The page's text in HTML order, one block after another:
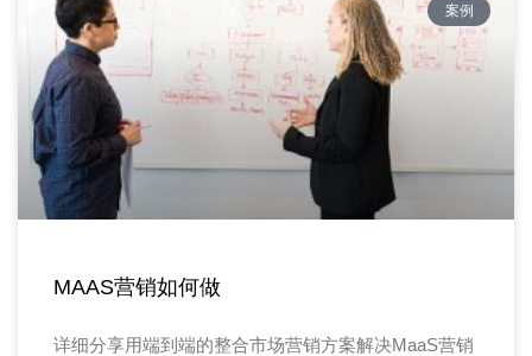
案例
MAAS营销如何做
详细分享用端到端的整合市场营销方案解决MaaS营销